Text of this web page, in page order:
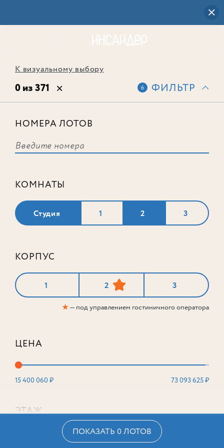
К визуальному выбору
0 из 371 6 ФИЛЬТР
НОМЕРА ЛОТОВ
КОМНАТЫ
Студия 1 2 3
КОРПУС
1 2 3
★— под управлением гостиничного оператора
ЦЕНА
15 400 060 ₽ 73 093 625 ₽
ЭТАЖ
ПОКАЗАТЬ 0 ЛОТОВ
соответствует ни одного лота